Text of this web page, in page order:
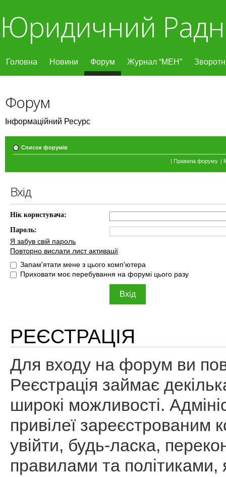
Юридичний
Головна Новини Форум Журнал “МЕН”
Форум
Інформаційний Ресурс
Список форумів
| Правила форуму |
Вхід
Нік користувача:
Пароль:
Я забув свій пароль
Повторно вислати лист активації
Запам'ятати мене з цього комп'ютера
Приховати моє перебування на форумі цього разу
РЕЄСТРАЦІЯ
Для входу на форум ви
Реєстрація займає
широкі можливості.
привілеї зареєстрованим
увійти, будь-ласка,
правилами та політиками,